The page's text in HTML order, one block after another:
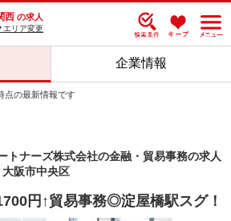
西 の求人
エリア変更
企業情報
点の最新情報です
トナーズ株式会社の金融・貿易事務の求人
阪市中央区
円↑貿易事務◎淀屋橋駅スグ！